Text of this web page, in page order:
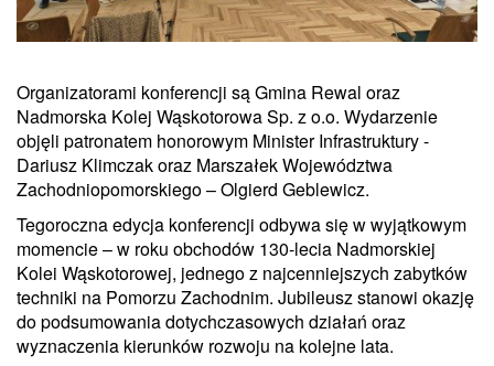
Organizatorami konferencji są Gmina Rewal oraz
Nadmorska Kolej Wąskotorowa Sp. z o.o. Wydarzenie
objęli patronatem honorowym Minister Infrastruktury -
Dariusz Klimczak oraz Marszałek Województwa
Zachodniopomorskiego – Olgierd Geblewicz.
Tegoroczna edycja konferencji odbywa się w wyjątkowym
momencie – w roku obchodów 130-lecia Nadmorskiej
Kolei Wąskotorowej, jednego z najcenniejszych zabytków
techniki na Pomorzu Zachodnim. Jubileusz stanowi okazję
do podsumowania dotychczasowych działań oraz
wyznaczenia kierunków rozwoju na kolejne lata.